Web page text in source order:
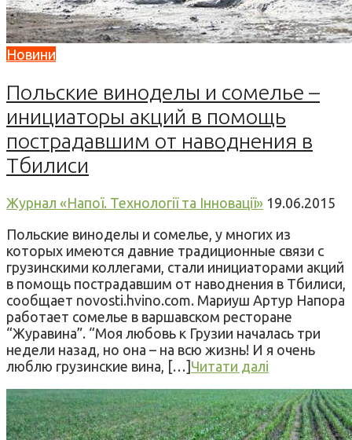
Новини
Польские виноделы и сомелье –
инициаторы акций в помощь
пострадавшим от наводнения в
Тбилиси
Журнал «Напої. Технології та Інновації» 19.06.2015
Польские виноделы и сомелье, у многих из
которых имеются давние традиционные связи с
грузинскими коллегами, стали инициаторами акций
в помощь пострадавшим от наводнения в Тбилиси,
сообщает novosti.hvino.com. Мариуш Артур Напора
работает сомелье в варшавском ресторане
“Журавина”. “Моя любовь к Грузии началась три
недели назад, но она – на всю жизнь! И я очень
люблю грузинские вина, […] Читати далі